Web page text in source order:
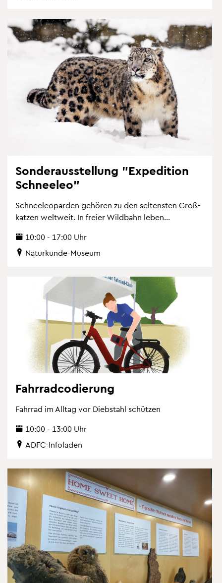
Son­der­aus­stel­lung "Ex­pe­di­ti­on
Schnee­leo"
Schnee­leo­par­den ge­hö­ren zu den sel­tens­ten Gro­ß­
kat­zen welt­weit. In frei­er Wild­bahn leben...
10:00 - 17:00 Uhr
Na­tur­kun­de-Mu­se­um
Fahr­rad­co­die­rung
Fahr­rad im All­tag vor Dieb­stahl schüt­zen
10:00 - 13:00 Uhr
ADFC-In­fo­la­den